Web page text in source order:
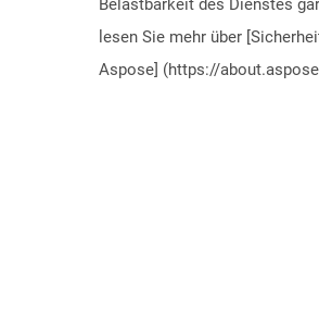
Belastbarkeit des Dienstes
lesen Sie mehr über
Aspose] (https://